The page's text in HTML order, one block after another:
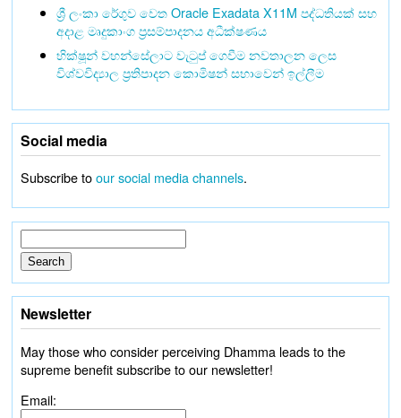
ශ්‍රී ලංකා රේගුව වෙත Oracle Exadata X11M පද්ධතියක් සහ
අදාළ මෘදුකාංග ප්‍රසම්පාදනය අධීක්ෂණය
භික්ෂූන් වහන්සේලාට වැටුප් ගෙවීම නවතාලන ලෙස
විශ්වවිද්‍යාල ප්‍රතිපාදන කොමිෂන් සභාවෙන් ඉල්ලීම
Social media
Subscribe toour social media channels.
Newsletter
May those who consider perceiving Dhamma leads to the
supreme benefit subscribe to our newsletter!
Email: